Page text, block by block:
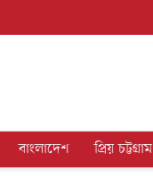
বাংলাদেশ প্রিয় চট্টগ্রাম